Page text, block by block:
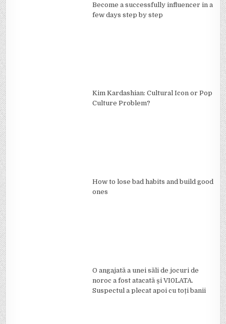
Become a successfully influencer in a
few days step by step
Kim Kardashian: Cultural Icon or Pop
Culture Problem?
How to lose bad habits and build good
ones
O angajată a unei săli de jocuri de
noroc a fost atacată și VI0LATA.
Suspectul a plecat apoi cu toți banii